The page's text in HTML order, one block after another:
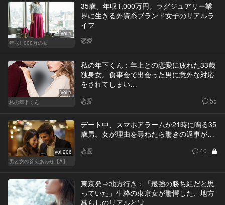
Vol.1
年収1,000万の女
35歳、年収1,000万円。ラグジュアリー業
界に生きる外資系ブランド女子のリアルラ
イフ
恋愛
Vol.1
私の年下くん
私の年下くん：年上との恋愛に疲れた33歳
独身女。食事会で出会った男に意外な対応
をされてしまい…
恋愛 55
Vol.206
男と女の答えあわせ【A】
デート中、スマホアラームが21時に鳴る35
歳男。女が理由を尋ねたら驚きの返事が…
恋愛 40
東京発⇒地方行き：「最強の勝ち組だと思
っていた」生粋の東京女が驚愕した、地方
暮らしのリアルとは